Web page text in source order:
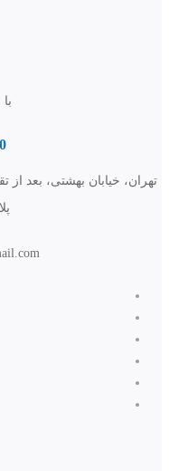
تهران، خیابان بهشتی، بعد